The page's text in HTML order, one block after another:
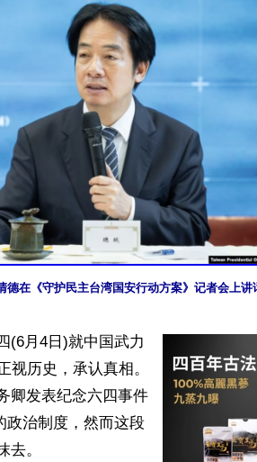
德在《守护民主台湾国安行动方案》记者会上讲
(6月4日)就中国武力
视历史，承认真相。
卿发表纪念六四事件
政治制度，然而这段
。